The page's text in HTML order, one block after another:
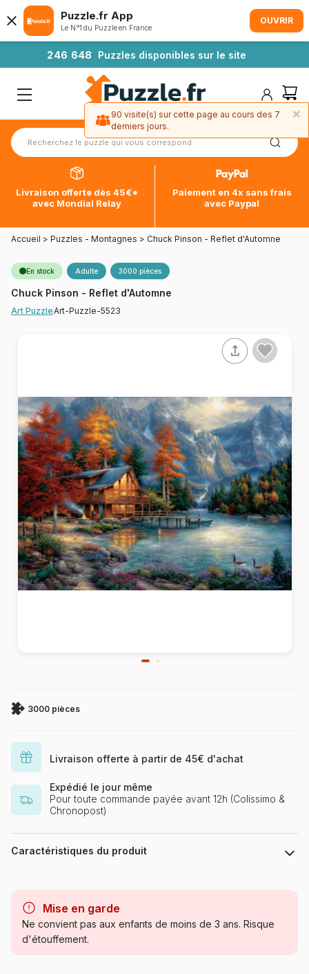
246 648 Puzzles disponibles sur le site
Livraison offerte dès 45€*
avec Mondial Relay
Paiement en 4x sans frais
avec Paypal
Accueil > Puzzles - Montagnes > Chuck Pinson - Reflet d'Automne
En stock Adulte 3000 pièces
Chuck Pinson - Reflet d'Automne
Art Puzzle Art-Puzzle-5523
3000 pièces
Livraison offerte à partir de 45€ d'achat
Expédié le jour même
Pour toute commande payée avant 12h (Colissimo &
Chronopost)
Caractéristiques du produit
Catégorie Puzzles - Montagnes
Mise en garde
Ne convient pas aux enfants de moins de 3 ans. Risque
d'étouffement.
Puzzle.fr App
Le N°1 du Puzzle en France
OUVRIR
×
90 visite(s) sur cette page au cours des 7
derniers jours.